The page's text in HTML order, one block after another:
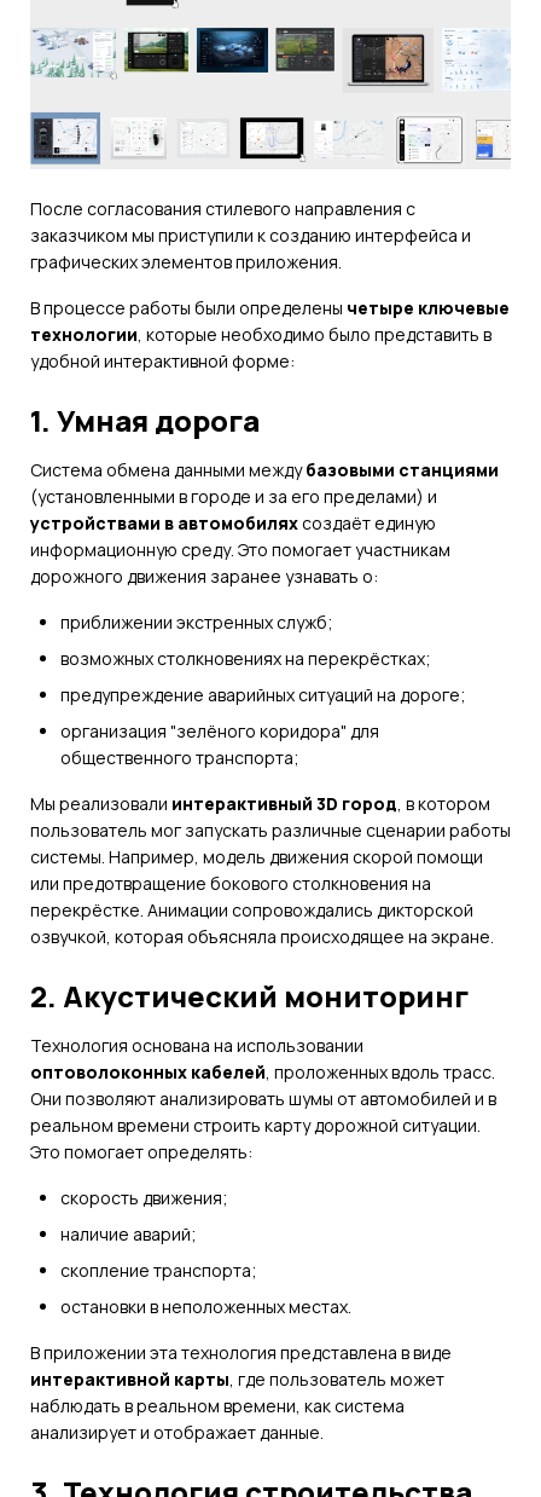
После согласования стилевого направления с
заказчиком мы приступили к созданию интерфейса и
графических элементов приложения.
В процессе работы были определены четыре ключевые
технологии, которые необходимо было представить в
удобной интерактивной форме:
1. Умная дорога
Система обмена данными междубазовыми станциями
(установленными в городе и за его пределами) и
устройствами в автомобиляхсоздаёт единую
информационную среду. Это помогает участникам
дорожного движения заранее узнавать о:
приближении экстренных служб;
возможных столкновениях на перекрёстках;
предупреждение аварийных ситуаций на дороге;
организация "зелёного коридора" для
общественного транспорта;
Мы реализовали интерактивный 3D город, в котором
пользователь мог запускать различные сценарии работы
системы. Например, модель движения скорой помощи
или предотвращение бокового столкновения на
перекрёстке. Анимации сопровождались дикторской
озвучкой, которая объясняла происходящее на экране.
2. Акустический мониторинг
Технология основана на использовании
оптоволоконных кабелей, проложенных вдоль трасс.
Они позволяют анализировать шумы от автомобилей и в
реальном времени строить карту дорожной ситуации.
Это помогает определять:
скорость движения;
наличие аварий;
скопление транспорта;
остановки в неположенных местах.
В приложении эта технология представлена в виде
интерактивной карты, где пользователь может
наблюдать в реальном времени, как система
анализирует и отображает данные.